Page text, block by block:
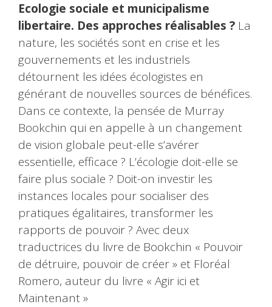
Ecologie sociale et municipalisme
libertaire. Des approches réalisables ? La
nature, les sociétés sont en crise et les
gouvernements et les industriels
détournent les idées écologistes en
générant de nouvelles sources de bénéfices.
Dans ce contexte, la pensée de Murray
Bookchin qui en appelle à un changement
de vision globale peut-elle s’avérer
essentielle, efficace ? L’écologie doit-elle se
faire plus sociale ? Doit-on investir les
instances locales pour socialiser des
pratiques égalitaires, transformer les
rapports de pouvoir ? Avec deux
traductrices du livre de Bookchin « Pouvoir
de détruire, pouvoir de créer » et Floréal
Romero, auteur du livre « Agir ici et
Maintenant »